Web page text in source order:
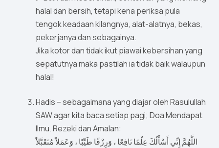
halal dan bersih, tetapi kena periksa pula
tengok keadaan kilangnya, alat-alatnya, bekas,
pekerjanya dan sebagainya.
Jika kotor dan tidak ikut piawai kebersihan yang
sepatutnya maka pastilah ia tidak baik walaupun
halal!
Hadis – sebagaimana yang diajar oleh Rasulullah
SAW agar kita baca setiap pagi; Doa Mendapat
Ilmu, Rezeki dan Amalan:
اللَّهُمَّ إِنِّي أَسْأَلُكَ عِلْمًا نَافِعًا ، وَرِزْقًا طَيِّبًا ، وَعَمَلاً مُتَقَبَّلاً